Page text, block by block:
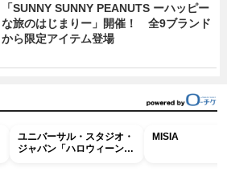
「SUNNY SUNNY PEANUTS ーハッピー
な旅のはじまりー」開催！ 全9ブランド
から限定アイテム登場
ユニバーサル・スタジオ・
ジャパン「ハロウィーン・
MISIA